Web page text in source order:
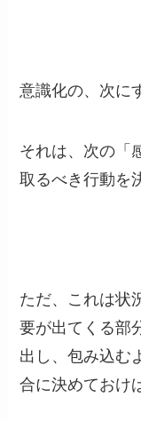
意識化の、次に
それは、次の「
取るべき行動を
ただ、これは状
要が出てくる部
出し、包み込む
合に決めておけ